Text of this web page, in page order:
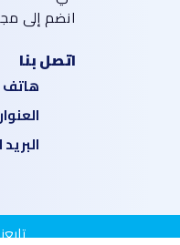
انضم إلى
اتصل بنا
هاتف